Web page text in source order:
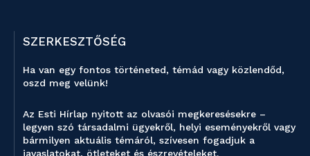
SZERKESZTŐSÉG
Ha van egy fontos történeted, témád vagy közlendőd,
oszd meg velünk!
Az Esti Hírlap nyitott az olvasói megkeresésekre –
legyen szó társadalmi ügyekről, helyi eseményekről vagy
bármilyen aktuális témáról, szívesen fogadjuk a
javaslatokat, ötleteket és észrevételeket.